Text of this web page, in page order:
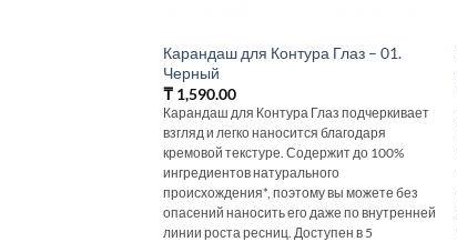
Карандаш для Контура Глаз – 01.
Черный
₸1,590.00
Карандаш для Контура Глаз подчеркивает
взгляд и легко наносится благодаря
кремовой текстуре. Содержит до 100%
ингредиентов натурального
происхождения*, поэтому вы можете без
опасений наносить его даже по внутренней
линии роста ресниц. Доступен в 5